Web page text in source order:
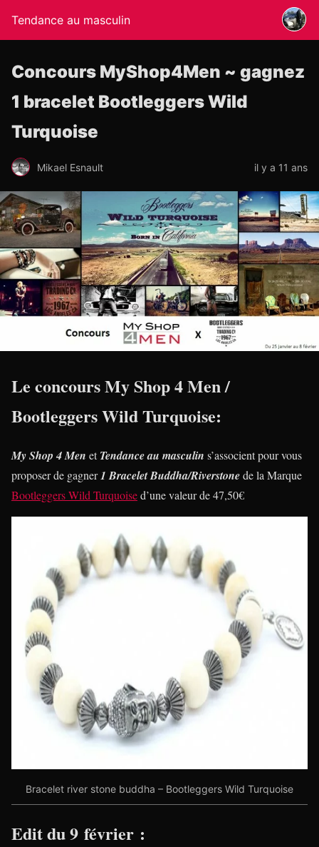
Tendance au masculin
Concours MyShop4Men ~ gagnez
1 bracelet Bootleggers Wild
Turquoise
Mikael Esnault il y a 11 ans
Le concours My Shop 4 Men /
Bootleggers Wild Turquoise:
My Shop 4 Men etTendance au masculin s’associent pour vous
proposer de gagner1 Bracelet Buddha/Riverstonede la Marque
Bootleggers Wild Turquoised’une valeur de 47,50€
Bracelet river stone buddha – Bootleggers Wild Turquoise
Edit du 9 février :